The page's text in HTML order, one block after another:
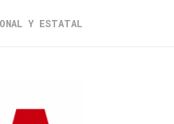
Y ESTATAL